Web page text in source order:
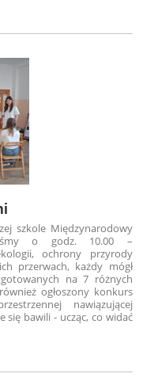
szkole Międzynarodowy
o godz. 10.00 –
ochrony przyrody
przerwach, każdy mógł
na 7 różnych
ogłoszony konkurs
nawiązującej
się bawili - ucząc, co widać